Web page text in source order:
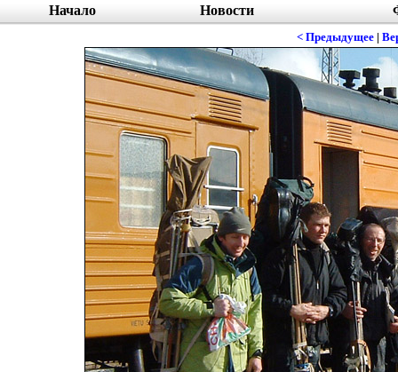
Начало Новости
< Предыдущее |